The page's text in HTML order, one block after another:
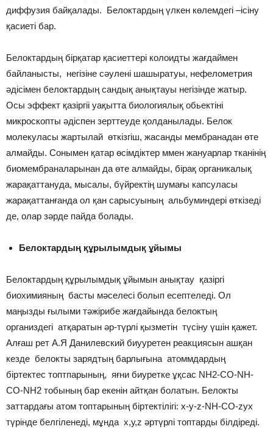
диффузия байқалады. Белоктардың үлкен көлемдегі –ісіну
қасиеті бар.
Белоктардың бірқатар қасиеттері колоидты жағдаймен
байланысты, негізіне сәулені шашыратуы, нефелометрия
әдісімен белоктардың сандық анықтауы негізінде жатыр.
Осы эффект қазіргіі уақытта биологиялық обьектіні
микроскопты әдіспен зерттеуде қолданылады. Белок
молекуласы жартылай өткізгіш, жасанды мембранадан өте
алмайды. Сонымен қатар өсімдіктер ммен жануарлар тканінің
биомембраналарынан да өте алмайды, бірақ органикалық
жарақаттануда, мысалы, бүйректің шумағы капсуласы
жарақаттанғанда ол қан сарысуының альбуминдері өткізеді
де, олар зәрде пайда болады.
Белоктардың құрылымдық ұйымы
Белоктардың құрылымдық ұйымын анықтау қазіргі
биохимияның басты мәселесі болып есептеледі. Ол
маңызды ғылыми тәжірибе жағдайында белоктың
организдегі атқаратын әр-түрлі қызметін түсіну үшін қажет.
Алғаш рет А.Я Данилевский биууретен реакциясын ашқан
кезде белокты зарядтың барлығына атоммдардың
біртектес топтпарының, яғни биуретке ұқсас NH2-CO-NH-
CO-NH2 тобының бар екенін айтқан болатын. Белокты
заттардағы атом топтарының біртектілігі: x-y-z-NH-CO-zyx
түрінде белгіленеді, мұнда х,у,z әртүрлі топтарды білдіреді.